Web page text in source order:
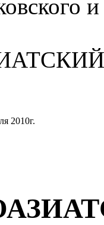
2010г.